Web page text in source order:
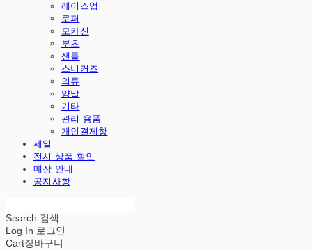
레이스업
로퍼
모카신
부츠
샌들
스니커즈
의류
양말
기타
관리 용품
개인결제창
세일
전시 상품 할인
매장 안내
공지사항
Search 검색
Log In 로그인
Cart장바구니